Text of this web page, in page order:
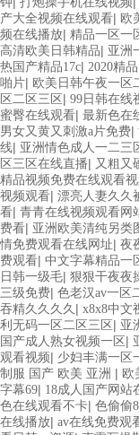
产大全视频在线观看| 欧
频在线播放| 精品一区一
高清欧美日韩精品| 亚洲
热国产精品17c| 2020精
啪片| 欧美日韩午夜一区
区二区三区 | 99日韩在线
蜜臀在线观看| 最新色在
男女又黄又刺激a片免费|
线| 亚洲情色成人一二三
区三区在线直播| 又粗又
精品视频免费在线观看
视频观看| 漂亮人妻久久
看| 青青在线视频观看网
费看| 亚洲欧美清纯另类
情免费观看在线网址| 夜
费观看| 中文字幕精品一
日韩一级毛| 狠狠干夜夜
三级免费| 色老汉av一区
吞精久久久久 | x8x8中文
利无码一区二区三区 | 亚
国产成人熟女视频一区 |
观看视频| 少妇丰满一区
制服 国产 欧美 亚洲 | 欧
字幕69| 18成人国产网站
色在线观看不卡| 色偷偷
在线播放| av在线免费观